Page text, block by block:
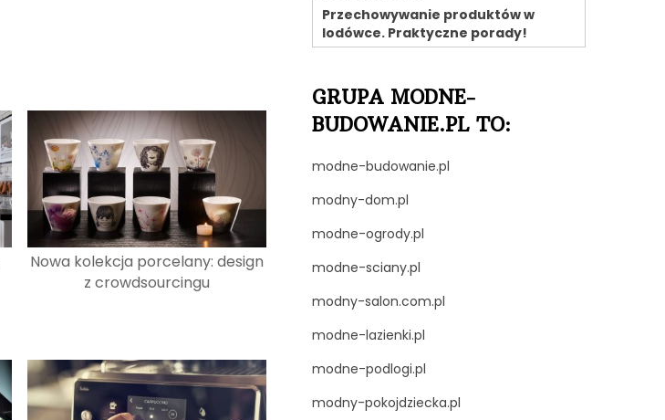
Nowa kolekcja porcelany: design
z crowdsourcingu
Przechowywanie produktów w
lodówce. Praktyczne porady!
GRUPA MODNE-
BUDOWANIE.PL TO:
modne-budowanie.pl
modny-dom.pl
modne-ogrody.pl
modne-sciany.pl
modny-salon.com.pl
modne-lazienki.pl
modne-podlogi.pl
modny-pokojdziecka.pl